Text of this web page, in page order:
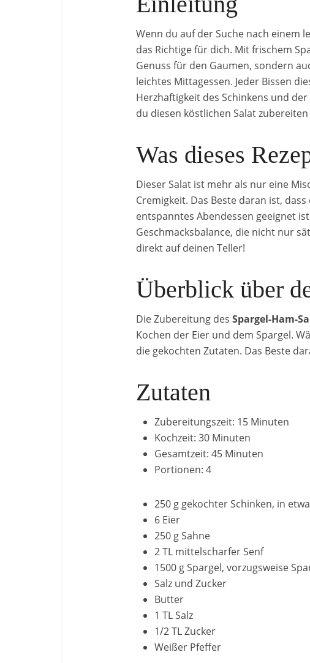
Wenn du auf der Suche nach einem
das Richtige für dich. Mit frischem
Genuss für den Gaumen, sondern
leichtes Mittagessen. Jeder Bissen
Herzhaftigkeit des Schinkens und
du diesen köstlichen Salat
Was dieses
Dieser Salat ist mehr als nur eine
Cremigkeit. Das Beste daran ist,
entspanntes Abendessen geeignet
Geschmacksbalance, die nicht nur
direkt auf deinen Teller!
Überblick über
Die Zubereitung des Spargel-Ham-
Kochen der Eier und dem Spargel.
die gekochten Zutaten. Das Beste
Zutaten
Zubereitungszeit: 15 Minuten
Kochzeit: 30 Minuten
Gesamtzeit: 45 Minuten
Portionen: 4
250 g gekochter Schinken, in
6 Eier
250 g Sahne
2 TL mittelscharfer Senf
1500 g Spargel, vorzugsweise
Salz und Zucker
Butter
1 TL Salz
1/2 TL Zucker
Weißer Pfeffer